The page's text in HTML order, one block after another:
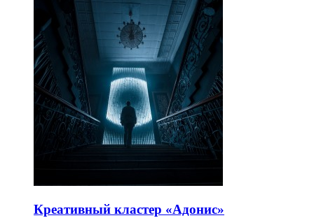
Креативный кластер «Адонис»